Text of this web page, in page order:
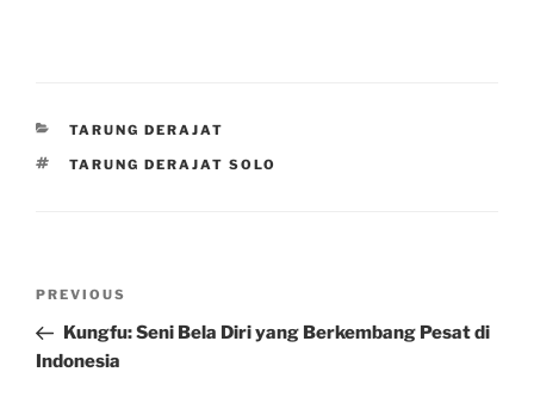
CATEGORIES
TARUNG DERAJAT
TAGS
TARUNG DERAJAT SOLO
Previous
Post
PREVIOUS
Kungfu: Seni Bela Diri yang Berkembang Pesat di
Indonesia